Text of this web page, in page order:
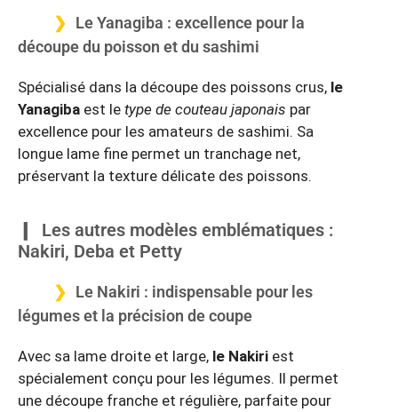
Le Yanagiba : excellence pour la
découpe du poisson et du sashimi
Spécialisé dans la découpe des poissons crus, le
Yanagiba est le type de couteau japonais par
excellence pour les amateurs de sashimi. Sa
longue lame fine permet un tranchage net,
préservant la texture délicate des poissons.
Les autres modèles emblématiques :
Nakiri, Deba et Petty
Le Nakiri : indispensable pour les
légumes et la précision de coupe
Avec sa lame droite et large, le Nakiri est
spécialement conçu pour les légumes. Il permet
une découpe franche et régulière, parfaite pour